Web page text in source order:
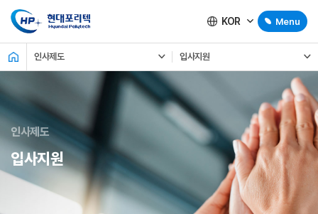
KOR Menu
인사제도 입사지원
인사제도
입사지원